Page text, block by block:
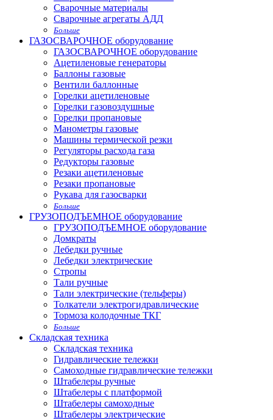
Сварочные материалы
Сварочные агрегаты АДД
Больше
ГАЗОСВАРОЧНОЕ оборудование
ГАЗОСВАРОЧНОЕ оборудование
Ацетиленовые генераторы
Баллоны газовые
Вентили баллонные
Горелки ацетиленовые
Горелки газовоздушные
Горелки пропановые
Манометры газовые
Машины термической резки
Регуляторы расхода газа
Редукторы газовые
Резаки ацетиленовые
Резаки пропановые
Рукава для газосварки
Больше
ГРУЗОПОДЪЕМНОЕ оборудование
ГРУЗОПОДЪЕМНОЕ оборудование
Домкраты
Лебедки ручные
Лебедки электрические
Стропы
Тали ручные
Тали электрические (тельферы)
Толкатели электрогидравлические
Тормоза колодочные ТКГ
Больше
Складская техника
Складская техника
Гидравлические тележки
Самоходные гидравлические тележки
Штабелеры ручные
Штабелеры с платформой
Штабелеры самоходные
Штабелеры электрические